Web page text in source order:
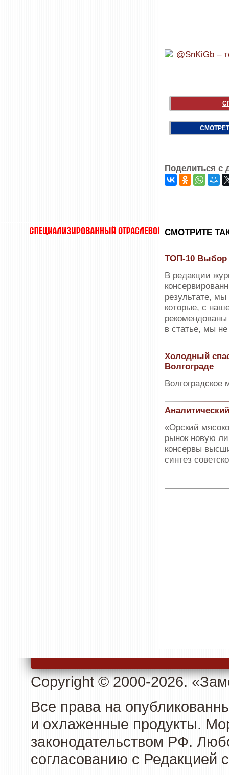
Поделиться с
CМОТРИТЕ
ТОП-10 Выбор
В редакции
результате,
которые, с
рекомендованы
в статье, мы
Холодный
Волгограде
Волгоградское
«Орский
рынок новую
консервы
синтез
Copyright © 2000-2026.
Все права на
и охлаженные продукты.
законодательством РФ.
согласованию с Редакцией